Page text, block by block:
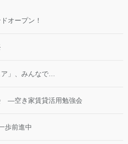
オープン！
」、みんなで…
―空き家賃貸活用勉強会
歩前進中